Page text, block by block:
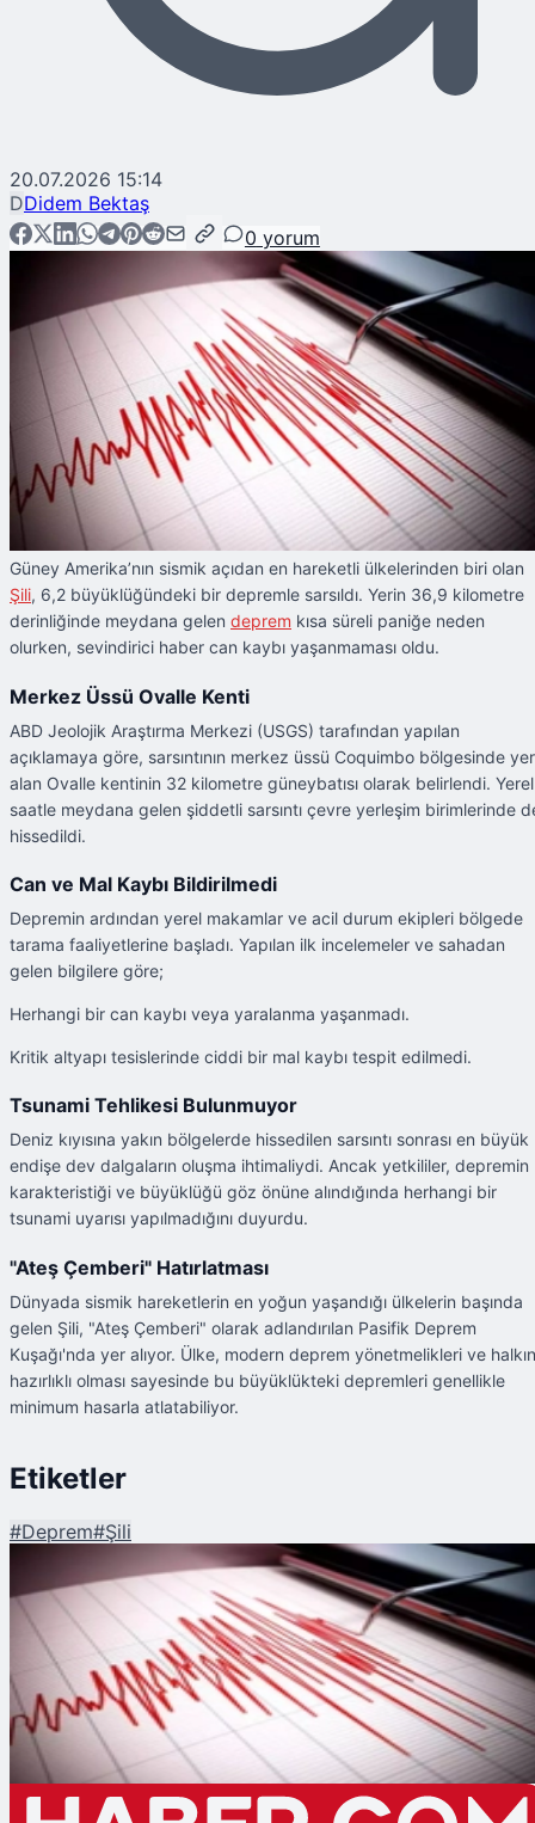
20.07.2026 15:14
DDidem Bektaş
0 yorum
Güney Amerika’nın sismik açıdan en hareketli ülkelerinden biri olan
Şili, 6,2 büyüklüğündeki bir depremle sarsıldı. Yerin 36,9 kilometre
derinliğinde meydana gelen deprem kısa süreli paniğe neden
olurken, sevindirici haber can kaybı yaşanmaması oldu.
Merkez Üssü Ovalle Kenti
ABD Jeolojik Araştırma Merkezi (USGS) tarafından yapılan
açıklamaya göre, sarsıntının merkez üssü Coquimbo bölgesinde yer
alan Ovalle kentinin 32 kilometre güneybatısı olarak belirlendi. Yerel
saatle meydana gelen şiddetli sarsıntı çevre yerleşim birimlerinde
hissedildi.
Can ve Mal Kaybı Bildirilmedi
Depremin ardından yerel makamlar ve acil durum ekipleri bölgede
tarama faaliyetlerine başladı. Yapılan ilk incelemeler ve sahadan
gelen bilgilere göre;
Herhangi bir can kaybı veya yaralanma yaşanmadı.
Kritik altyapı tesislerinde ciddi bir mal kaybı tespit edilmedi.
Tsunami Tehlikesi Bulunmuyor
Deniz kıyısına yakın bölgelerde hissedilen sarsıntı sonrası en büyük
endişe dev dalgaların oluşma ihtimaliydi. Ancak yetkililer, depremin
karakteristiği ve büyüklüğü göz önüne alındığında herhangi bir
tsunami uyarısı yapılmadığını duyurdu.
"Ateş Çemberi" Hatırlatması
Dünyada sismik hareketlerin en yoğun yaşandığı ülkelerin başında
gelen Şili, "Ateş Çemberi" olarak adlandırılan Pasifik Deprem
Kuşağı'nda yer alıyor. Ülke, modern deprem yönetmelikleri ve halkın
hazırlıklı olması sayesinde bu büyüklükteki depremleri genellikle
minimum hasarla atlatabiliyor.
Etiketler
#Deprem#Şili
Şu An Okunan
Şili'de Korkutan Deprem: 6,2 Büyüklüğünde Sarsıntı Kaydedildi